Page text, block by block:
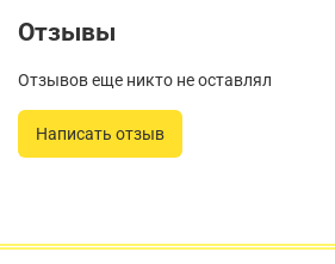
как стильный браслет для мужчин. Его
делает его отличным вариантом для
Подобные украшения популярны среди
бижутерией из натуральных камней.
идеальным для создания уникального
Отзывы
Отзывов еще никто не оставлял
Написать отзыв